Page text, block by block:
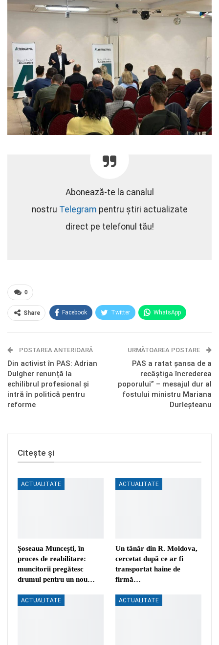
Abonează-te la canalul
nostru Telegram pentru știri actualizate
direct pe telefonul tău!
0
Share Facebook Twitter WhatsApp
Telegram OK.ru
POSTAREA ANTERIOARĂ
Din activist în PAS: Adrian
Dulgher renunță la
echilibrul profesional și
intră în politică pentru
reforme
URMĂTOAREA POSTARE
PAS a ratat șansa de a
recâștiga încrederea
poporului” – mesajul dur al
fostului ministru Mariana
Durleșteanu
Citește și
ACTUALITATE
Șoseaua Muncești, în
proces de reabilitare:
muncitorii pregătesc
drumul pentru un nou…
ACTUALITATE
Un tânăr din R. Moldova,
cercetat după ce ar fi
transportat haine de
firmă…
ACTUALITATE ACTUALITATE